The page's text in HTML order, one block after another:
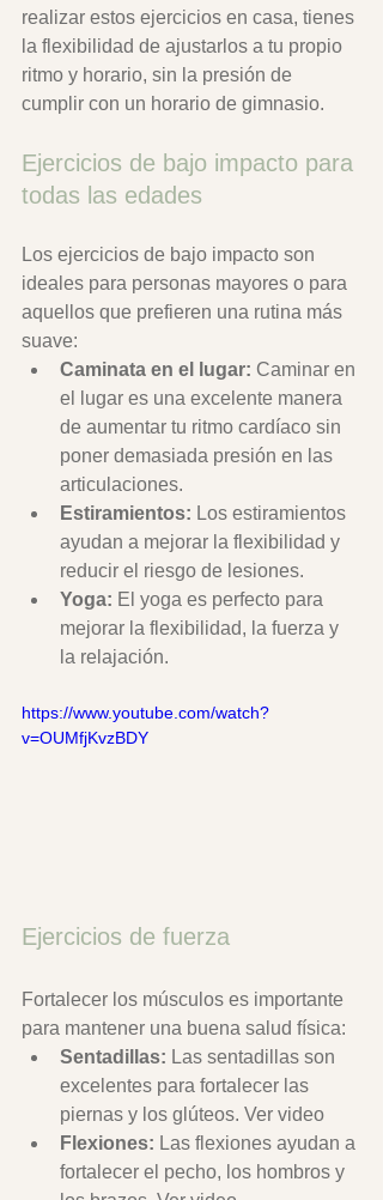
realizar estos ejercicios en casa, tienes
la flexibilidad de ajustarlos a tu propio
ritmo y horario, sin la presión de
cumplir con un horario de gimnasio.
Ejercicios de bajo impacto para
todas las edades
Los ejercicios de bajo impacto son
ideales para personas mayores o para
aquellos que prefieren una rutina más
suave:
Caminata en el lugar: Caminar en
el lugar es una excelente manera
de aumentar tu ritmo cardíaco sin
poner demasiada presión en las
articulaciones.
Estiramientos: Los estiramientos
ayudan a mejorar la flexibilidad y
reducir el riesgo de lesiones.
Yoga: El yoga es perfecto para
mejorar la flexibilidad, la fuerza y
la relajación.
https://www.youtube.com/watch?
v=OUMfjKvzBDY
Ejercicios de fuerza
Fortalecer los músculos es importante
para mantener una buena salud física:
Sentadillas: Las sentadillas son
excelentes para fortalecer las
piernas y los glúteos. Ver video
Flexiones: Las flexiones ayudan a
fortalecer el pecho, los hombros y